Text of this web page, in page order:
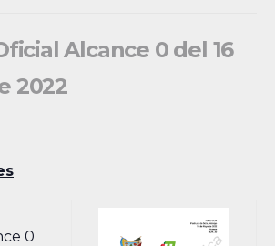
Alcance 0 del 16
2022
0